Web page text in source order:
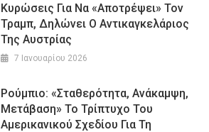
Κυρώσεις Για Να «αποτρέψει» Τον
Τραμπ, Δηλώνει Ο Αντικαγκελάριος
Της Αυστρίας
7 Ιανουαρίου 2026
Ρούμπιο: «Σταθερότητα, Ανάκαμψη,
Μετάβαση» Το Τρίπτυχο Του
Αμερικανικού Σχεδίου Για Τη